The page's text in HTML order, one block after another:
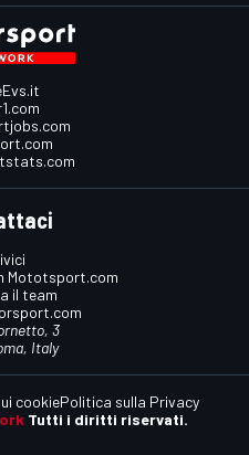
Mototsport.com
il team
3
Italy
Tutti i diritti riservati.
cookiePolitica sulla Privacy